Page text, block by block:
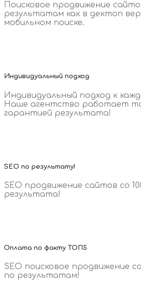
Поисковое продвижение
результатам как в дектоп
мобильном поиске.
Индивидуальный подход
Индивидуальный подход к
Наше агентство работает
гарантией результата!
SEO по результату!
SEO продвижение сайтов со
результата!
Оплата по факту ТОП5
SEO поисковое продвижение
по результатам!